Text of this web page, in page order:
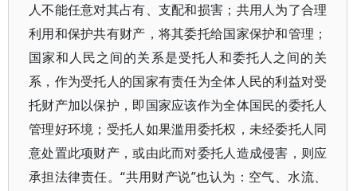
人不能任意对其占有、支配和损害；共用人为了合理
利用和保护共有财产，将其委托给国家保护和管理；
国家和人民之间的关系是受托人和委托人之间的关
系，作为受托人的国家有责任为全体人民的利益对受
托财产加以保护，即国家应该作为全体国民的委托人
管理好环境；受托人如果滥用委托权，未经委托人同
意处置此项财产，或由此而对委托人造成侵害，则应
承担法律责任。“共用财产说”也认为：空气、水流、